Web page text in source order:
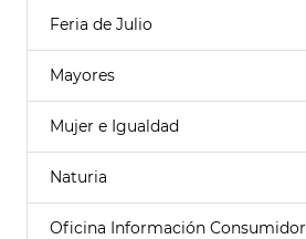
Feria de Julio
Mayores
Mujer e Igualdad
Naturia
Oficina Información Consumidor